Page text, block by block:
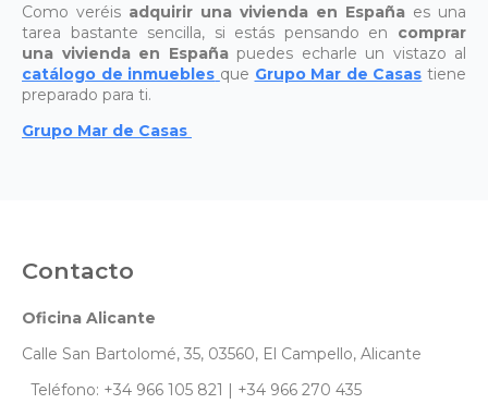
Como veréis adquirir una vivienda en España es una
tarea bastante sencilla, si estás pensando en comprar
una vivienda en Españapuedes echarle un vistazo al
catálogo de inmuebles que Grupo Mar de Casas tiene
preparado para ti.
Grupo Mar de Casas
Contacto
Oficina Alicante
Calle San Bartolomé, 35, 03560, El Campello, Alicante
Teléfono: +34 966 105 821 | +34 966 270 435